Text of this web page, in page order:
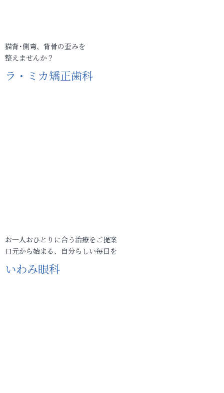
猫背･側弯、背骨の歪みを
整えませんか？
ラ・ミカ矯正歯科
お一人おひとりに合う治療をご提案
口元から始まる、自分らしい毎日を
いわみ眼科